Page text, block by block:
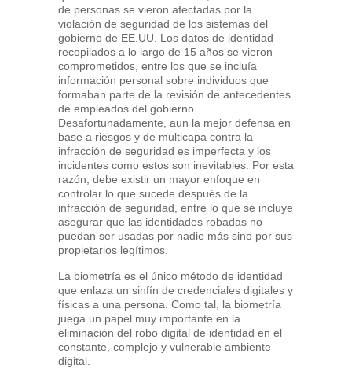
de personas se vieron afectadas por la
violación de seguridad de los sistemas del
gobierno de EE.UU. Los datos de identidad
recopilados a lo largo de 15 años se vieron
comprometidos, entre los que se incluía
información personal sobre individuos que
formaban parte de la revisión de antecedentes
de empleados del gobierno.
Desafortunadamente, aun la mejor defensa en
base a riesgos y de multicapa contra la
infracción de seguridad es imperfecta y los
incidentes como estos son inevitables. Por esta
razón, debe existir un mayor enfoque en
controlar lo que sucede después de la
infracción de seguridad, entre lo que se incluye
asegurar que las identidades robadas no
puedan ser usadas por nadie más sino por sus
propietarios legítimos.
La biometría es el único método de identidad
que enlaza un sinfín de credenciales digitales y
físicas a una persona. Como tal, la biometría
juega un papel muy importante en la
eliminación del robo digital de identidad en el
constante, complejo y vulnerable ambiente
digital.